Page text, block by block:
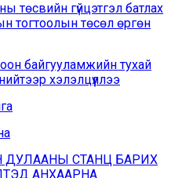
төсвийн гүйцэтгэл батлах
тогтоолын төсөл өргөн
байгууламжийн тухай
хэлэлцүүллээ
ДУЛААНЫ СТАНЦ БАРИХ
АНХААРНА